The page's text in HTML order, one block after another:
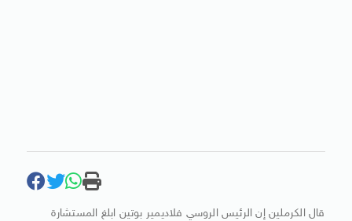
قال الكرملين إن الرئيس الروسي فلاديمير بوتين ابلغ المستشارة